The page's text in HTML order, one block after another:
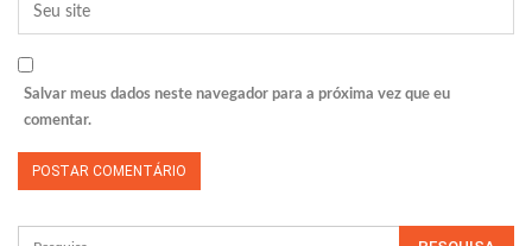
Salvar meus dados neste navegador para a próxima vez que eu
comentar.